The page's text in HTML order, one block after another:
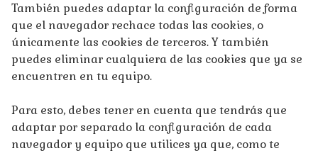
También puedes adaptar la configuración de forma
que el navegador rechace todas las cookies, o
únicamente las cookies de terceros. Y también
puedes eliminar cualquiera de las cookies que ya se
encuentren en tu equipo.
Para esto, debes tener en cuenta que tendrás que
adaptar por separado la configuración de cada
navegador y equipo que utilices ya que, como te